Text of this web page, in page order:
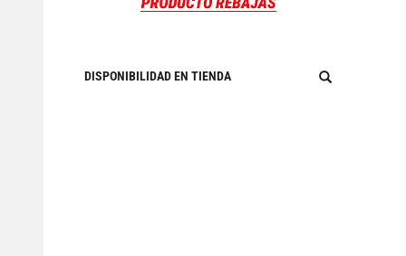
DISPONIBILIDAD EN TIENDA